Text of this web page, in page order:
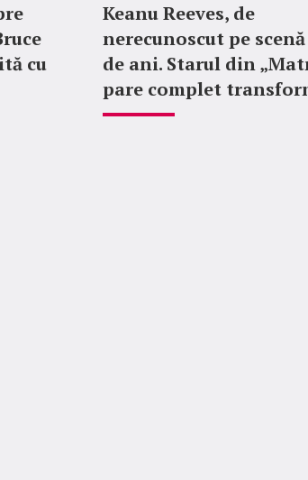
cu
Keanu Reeves, de
nerecunoscut pe scenă
de ani. Starul din
pare complet